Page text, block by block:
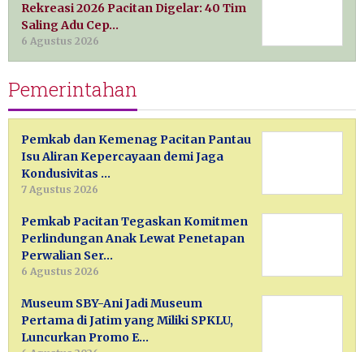
Rekreasi 2026 Pacitan Digelar: 40 Tim
Saling Adu Cep…
6 Agustus 2026
Pemerintahan
Pemkab dan Kemenag Pacitan Pantau
Isu Aliran Kepercayaan demi Jaga
Kondusivitas …
7 Agustus 2026
Pemkab Pacitan Tegaskan Komitmen
Perlindungan Anak Lewat Penetapan
Perwalian Ser…
6 Agustus 2026
Museum SBY-Ani Jadi Museum
Pertama di Jatim yang Miliki SPKLU,
Luncurkan Promo E…